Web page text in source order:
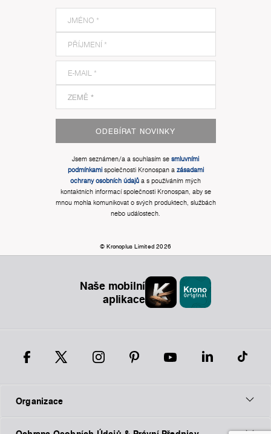
ODEBÍRAT NOVINKY
Jsem seznámen/a a souhlasím se smluvními
podmínkamispolečnosti Kronospan a zásadami
ochrany osobních údajů a s používáním mých
kontaktních informací společnosti Kronospan, aby se
mnou mohla komunikovat o svých produktech, službách
nebo událostech.
© Kronoplus Limited 2026
Naše mobilní
aplikace
Organizace